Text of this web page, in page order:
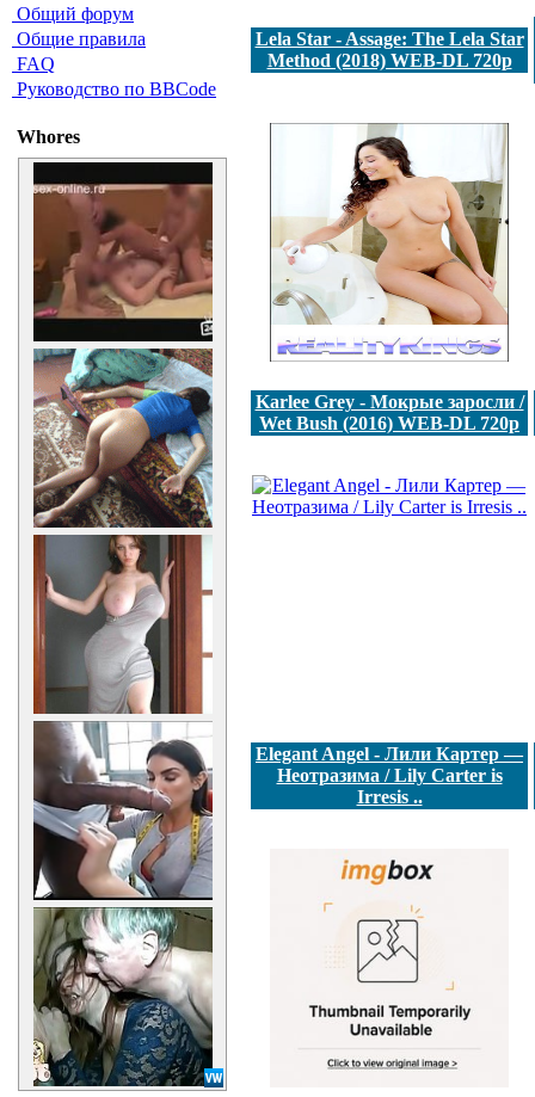
Общий форум
Общие правила
FAQ
Руководство по BBCode
Whores
Lela Star - Assage: The Lela Star
Method (2018) WEB-DL 720p
Karlee Grey - Мокрые заросли /
Wet Bush (2016) WEB-DL 720p
Elegant Angel - Лили Картер —
Неотразима / Lily Carter is
Irresis ..